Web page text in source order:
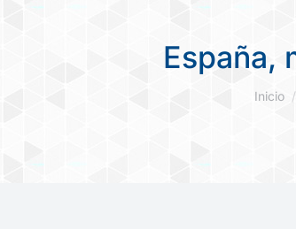
España,
Estás
Inicio